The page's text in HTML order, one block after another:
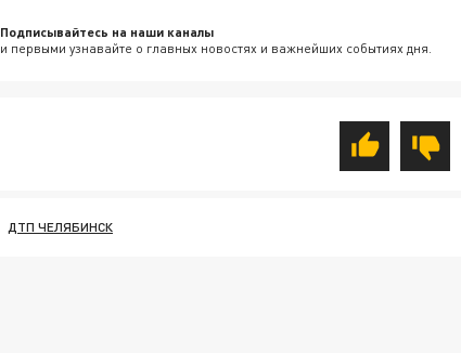
Подписывайтесь на наши каналы
и первыми узнавайте о главных новостях и важнейших событиях дня.
ДТП ЧЕЛЯБИНСК